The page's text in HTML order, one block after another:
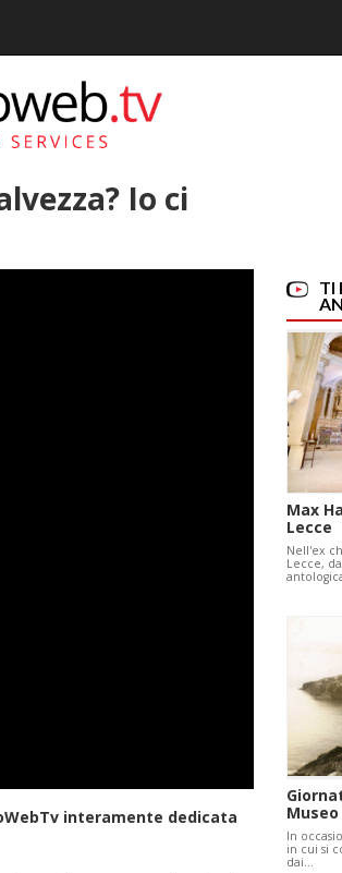
Io ci
interamente dedicata
TI
Max
Lecce
Nell'ex
Lecce,
In
in cui si
dai…